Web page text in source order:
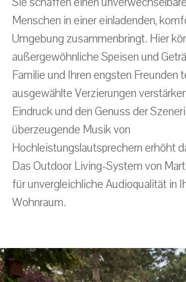
Menschen in einer einladenden,
Umgebung zusammenbringt. Hier
außergewöhnliche Speisen und
Familie und Ihren engsten Freunden
ausgewählte Verzierungen
Eindruck und den Genuss der
überzeugende Musik von
Hochleistungslautsprechern erhöht
Das Outdoor Living-System von
für unvergleichliche Audioqualität in
Wohnraum.